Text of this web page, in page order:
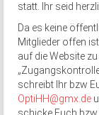
statt. Ihr seid
Da es keine
Mitglieder offen
auf die Website
schreibt Ihr bzw
OptiHH@gmx.de